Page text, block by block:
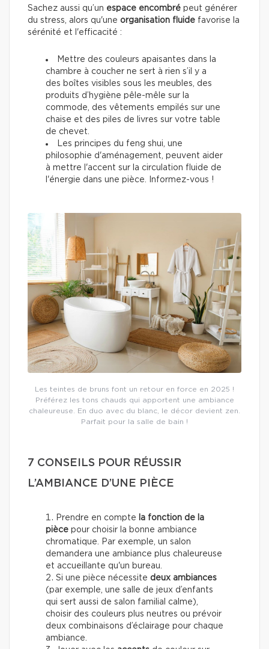
Sachez aussi qu’un espace encombré peut générer
du stress, alors qu'une organisation fluide favorise la
sérénité et l'efficacité :
Mettre des couleurs apaisantes dans la
chambre à coucher ne sert à rien s’il y a
des boîtes visibles sous les meubles, des
produits d’hygiène pêle-mêle sur la
commode, des vêtements empilés sur une
chaise et des piles de livres sur votre table
de chevet.
Les principes du feng shui, une
philosophie d'aménagement, peuvent aider
à mettre l'accent sur la circulation fluide de
l'énergie dans une pièce. Informez-vous !
Les teintes de bruns font un retour en force en 2025 !
Préférez les tons chauds qui apportent une ambiance
chaleureuse. En duo avec du blanc, le décor devient zen.
Parfait pour la salle de bain !
7 CONSEILS POUR RÉUSSIR
L’AMBIANCE D’UNE PIÈCE
Prendre en compte
la fonction de la
pièce pour choisir la bonne ambiance
chromatique. Par exemple, un salon
demandera une ambiance plus chaleureuse
et accueillante qu'un bureau.
Si une pièce nécessite deux ambiances
(par exemple, une salle de jeux d’enfants
qui sert aussi de salon familial calme),
choisir des couleurs plus neutres ou prévoir
deux combinaisons d’éclairage pour chaque
ambiance.